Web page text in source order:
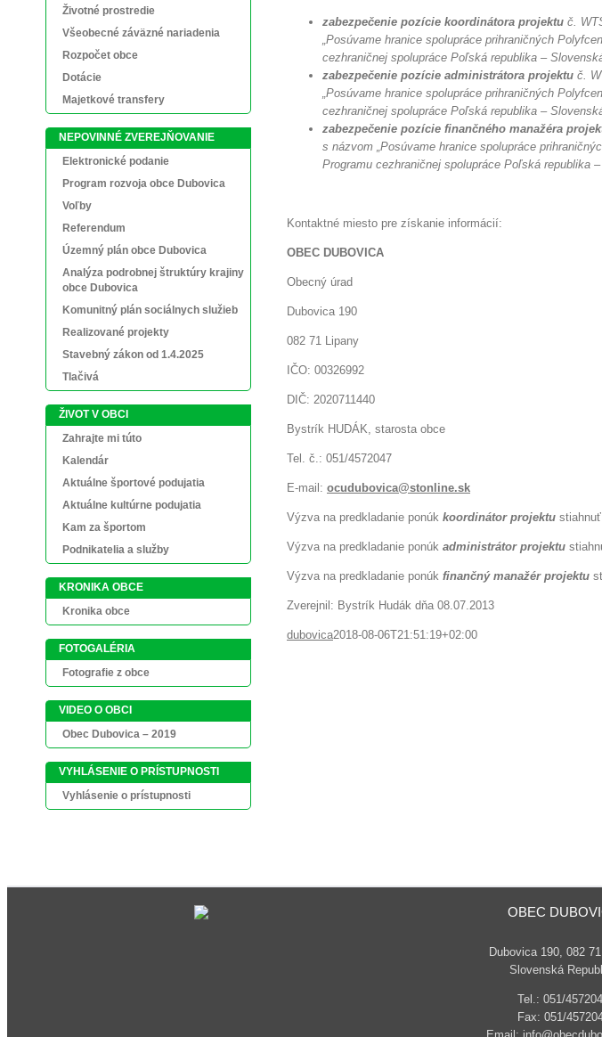
zabezpečenie pozície koordinátora projektu č.
„Posúvame hranice spolupráce prihraničných
cezhraničnej spolupráce Poľská republika –
zabezpečenie pozície administrátora projektu č.
„Posúvame hranice spolupráce prihraničných
cezhraničnej spolupráce Poľská republika –
zabezpečenie pozície finančného manažéra
s názvom „Posúvame hranice spolupráce
Programu cezhraničnej spolupráce Poľská republika
Kontaktné miesto pre získanie informácií:
OBEC DUBOVICA
Obecný úrad
Dubovica 190
082 71 Lipany
IČO: 00326992
DIČ: 2020711440
Bystrík HUDÁK, starosta obce
Tel. č.: 051/4572047
E-mail: ocudubovica@stonline.sk
Výzva na predkladanie ponúk koordinátor projektu stiahnuť
Výzva na predkladanie ponúk administrátor projektu
Výzva na predkladanie ponúk finančný manažér projektu
Zverejnil: Bystrík Hudák dňa 08.07.2013
dubovica2018-08-06T21:51:19+02:00
Životné prostredie
Všeobecné záväzné nariadenia
Rozpočet obce
Dotácie
Majetkové transfery
NEPOVINNÉ ZVEREJŇOVANIE
Elektronické podanie
Program rozvoja obce Dubovica
Voľby
Referendum
Územný plán obce Dubovica
Analýza podrobnej štruktúry krajiny
obce Dubovica
Komunitný plán sociálnych služieb
Realizované projekty
Stavebný zákon od 1.4.2025
Tlačivá
ŽIVOT V OBCI
Zahrajte mi túto
Kalendár
Aktuálne športové podujatia
Aktuálne kultúrne podujatia
Kam za športom
Podnikatelia a služby
KRONIKA OBCE
Kronika obce
FOTOGALÉRIA
Fotografie z obce
VIDEO O OBCI
Obec Dubovica – 2019
VYHLÁSENIE O PRÍSTUPNOSTI
Vyhlásenie o prístupnosti
OBEC
Dubovica 190, 082
Slovenská
Tel.: 051/
Fax: 051/